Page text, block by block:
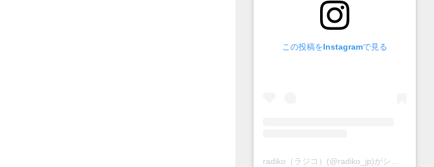
この投稿をInstagramで見る
radiko（ラジコ）(@radiko_jp)がシェアした投稿